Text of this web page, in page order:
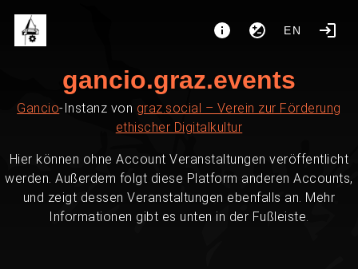
EN
gancio.graz.events
Gancio-Instanz von graz.social – Verein zur Förderung
ethischer Digitalkultur
Hier können ohne Account Veranstaltungen veröffentlicht
werden. Außerdem folgt diese Platform anderen Accounts,
und zeigt dessen Veranstaltungen ebenfalls an. Mehr
Informationen gibt es unten in der Fußleiste.